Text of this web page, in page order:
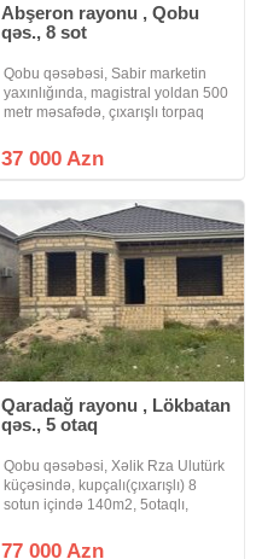
Abşeron rayonu , Qobu
qəs., 8 sot
Qobu qəsəbəsi, Sabir marketin
yaxınlığında, magistral yoldan 500
metr məsafədə, çıxarışlı torpaq
daimidir. Real alıcıynan qiymət
razılaşmaq olacaq.
37 000 Azn
Qaradağ rayonu , Lökbatan
qəs., 5 otaq
Qobu qəsəbəsi, Xəlik Rza Ulutürk
küçəsində, kupçalı(çıxarışlı) 8
sotun içində 140m2, 5otaqlı,
manalitdən əvvəl kürsünün içi daş
77 000 Azn